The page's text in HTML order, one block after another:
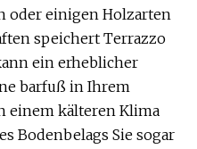
oder einigen Holzarten
speichert Terrazzo
ein erheblicher
barfuß in Ihrem
einem kälteren Klima
Bodenbelags Sie sogar